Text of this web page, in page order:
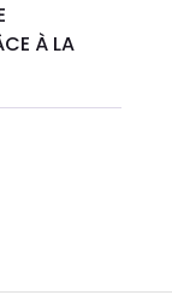
À LA